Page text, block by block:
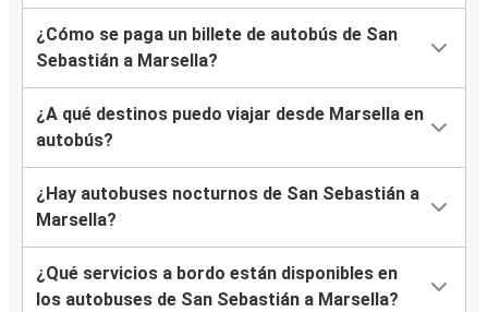
¿Cómo se paga un billete de autobús de San
Sebastián a Marsella?
¿A qué destinos puedo viajar desde Marsella en
autobús?
¿Hay autobuses nocturnos de San Sebastián a
Marsella?
¿Qué servicios a bordo están disponibles en
los autobuses de San Sebastián a Marsella?